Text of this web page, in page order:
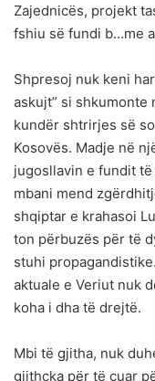
Zajednicës, projekt
fshiu së fundi b…me
Shpresoj nuk keni
askujt” si
kundër shtrirjes së
Kosovës. Madje në
jugosllavin e fundit
mbani mend
shqiptar e krahasoi
ton përbuzës për të
stuhi
aktuale e Veriut nuk
koha i dha të drejtë.
Mbi të gjitha, nuk
gjithcka për të çuar